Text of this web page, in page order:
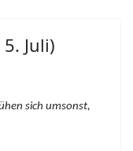
Juli)
sich umsonst,